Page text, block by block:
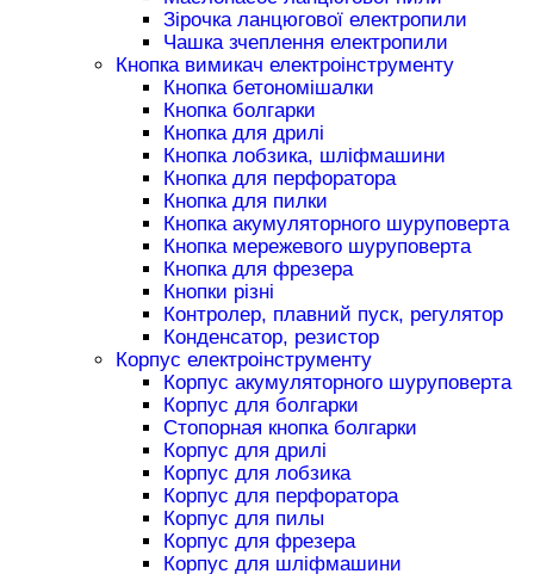
Зірочка ланцюгової електропили
Чашка зчеплення електропили
Кнопка вимикач електроінструменту
Кнопка бетономішалки
Кнопка болгарки
Кнопка для дрилі
Кнопка лобзика, шліфмашини
Кнопка для перфоратора
Кнопка для пилки
Кнопка акумуляторного шуруповерта
Кнопка мережевого шуруповерта
Кнопка для фрезера
Кнопки різні
Контролер, плавний пуск, регулятор
Конденсатор, резистор
Корпус електроінструменту
Корпус акумуляторного шуруповерта
Корпус для болгарки
Стопорная кнопка болгарки
Корпус для дрилі
Корпус для лобзика
Корпус для перфоратора
Корпус для пилы
Корпус для фрезера
Корпус для шліфмашини